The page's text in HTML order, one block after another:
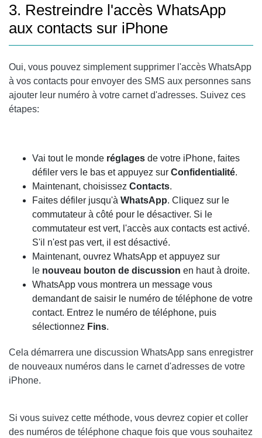
3. Restreindre l'accès WhatsApp
aux contacts sur iPhone
Oui, vous pouvez simplement supprimer l'accès WhatsApp
à vos contacts pour envoyer des SMS aux personnes sans
ajouter leur numéro à votre carnet d'adresses. Suivez ces
étapes:
Vai tout le monde réglages de votre iPhone, faites
défiler vers le bas et appuyez sur Confidentialité.
Maintenant, choisissez Contacts.
Faites défiler jusqu'à WhatsApp. Cliquez sur le
commutateur à côté pour le désactiver. Si le
commutateur est vert, l'accès aux contacts est activé.
S'il n'est pas vert, il est désactivé.
Maintenant, ouvrez WhatsApp et appuyez sur
le nouveau bouton de discussion en haut à droite.
WhatsApp vous montrera un message vous
demandant de saisir le numéro de téléphone de votre
contact. Entrez le numéro de téléphone, puis
sélectionnez Fins.
Cela démarrera une discussion WhatsApp sans enregistrer
de nouveaux numéros dans le carnet d'adresses de votre
iPhone.
Si vous suivez cette méthode, vous devrez copier et coller
des numéros de téléphone chaque fois que vous souhaitez